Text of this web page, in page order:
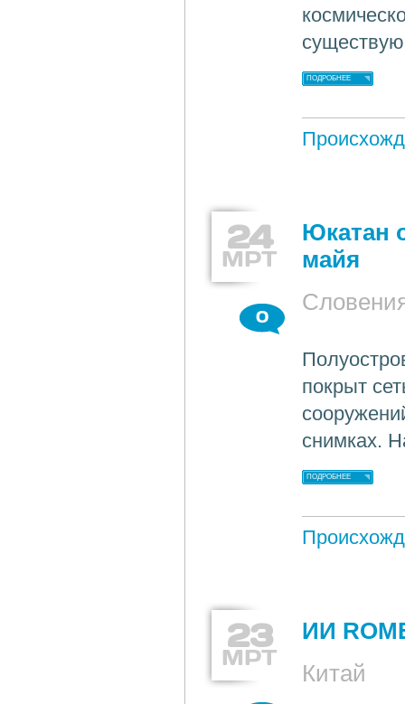
ПОДРОБНЕЕ
24
МРТ
Юкатан
майя
0
покрыт
снимках.
ПОДРОБНЕЕ
23
МРТ
ИИ
Китай